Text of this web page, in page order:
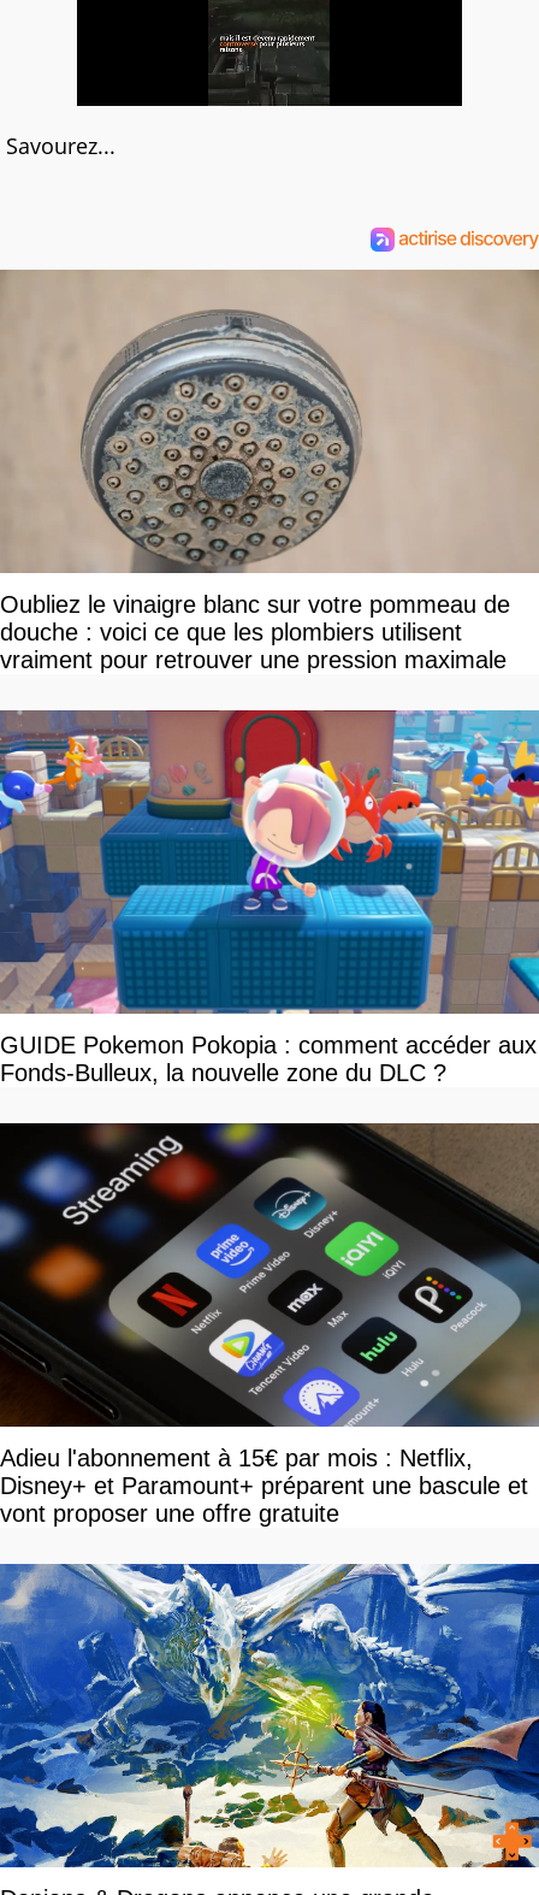
Savourez...
Oubliez le vinaigre blanc sur votre pommeau de
douche : voici ce que les plombiers utilisent
vraiment pour retrouver une pression maximale
GUIDE Pokemon Pokopia : comment accéder aux
Fonds-Bulleux, la nouvelle zone du DLC ?
Adieu l'abonnement à 15€ par mois : Netflix,
Disney+ et Paramount+ préparent une bascule et
vont proposer une offre gratuite